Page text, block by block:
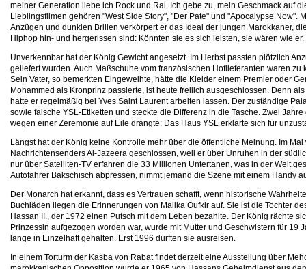
meiner Generation liebe ich Rock und Rai. Ich gebe zu, mein Geschmack auf
Lieblingsfilmen gehören "West Side Story", "Der Pate" und "Apocalypse Now".
Anzügen und dunklen Brillen verkörpert er das Ideal der jungen Marokkaner,
Hiphop hin- und hergerissen sind: Könnten sie es sich leisten, sie wären wie er.
Unverkennbar hat der König Gewicht angesetzt. Im Herbst passten plötzlich
geliefert wurden. Auch Maßschuhe vom französischen Hoflieferanten waren
Sein Vater, so bemerkten Eingeweihte, hätte die Kleider einem Premier oder
Mohammed als Kronprinz passierte, ist heute freilich ausgeschlossen. Denn
hatte er regelmäßig bei Yves Saint Laurent arbeiten lassen. Der zuständige
sowie falsche YSL-Etiketten und steckte die Differenz in die Tasche. Zwei
wegen einer Zeremonie auf Eile drängte: Das Haus YSL erklärte sich für
Längst hat der König keine Kontrolle mehr über die öffentliche Meinung. Im
Nachrichtensenders Al-Jazeera geschlossen, weil er über Unruhen in der
nur über Satelliten-TV erfahren die 33 Millionen Untertanen, was in der Welt
Autofahrer Bakschisch abpressen, nimmt jemand die Szene mit einem Handy
Der Monarch hat erkannt, dass es Vertrauen schafft, wenn historische
Buchläden liegen die Erinnerungen von Malika Oufkir auf. Sie ist die Tochter
Hassan II., der 1972 einen Putsch mit dem Leben bezahlte. Der König rächte
Prinzessin aufgezogen worden war, wurde mit Mutter und Geschwistern für 19
lange in Einzelhaft gehalten. Erst 1996 durften sie ausreisen.
In einem Torturm der Kasba von Rabat findet derzeit eine Ausstellung über